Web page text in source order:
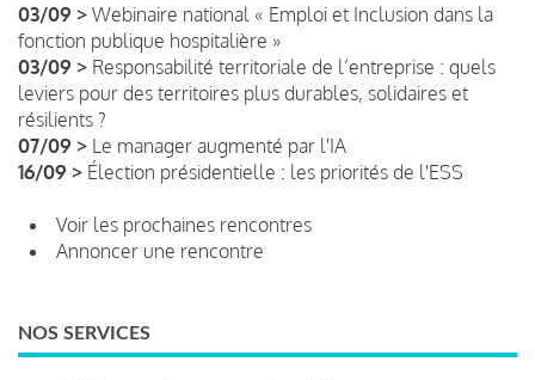
03/09 > Webinaire national « Emploi et Inclusion dans la
fonction publique hospitalière »
03/09 > Responsabilité territoriale de l’entreprise : quels
leviers pour des territoires plus durables, solidaires et
résilients ?
07/09 > Le manager augmenté par l'IA
16/09 > Élection présidentielle : les priorités de l'ESS
Voir les prochaines rencontres
Annoncer une rencontre
NOS SERVICES